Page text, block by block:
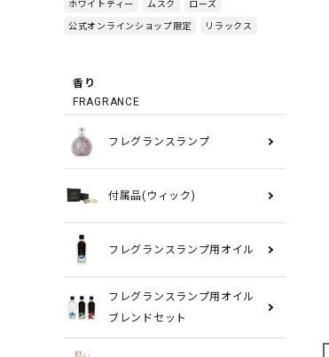
ホワイトティー ムスク
ローズ
公式オンラインショップ限定
リラックス
香り
FRAGRANCE
フレグランスランプ
付属品(ウィック)
フレグランスランプ用オイル
フレグランスランプ用オイル
ブレンドセット